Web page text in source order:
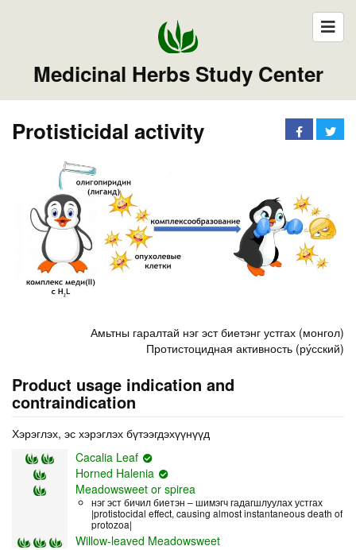
Medicinal Herbs Study Center
Protisticidal activity
Амьтны гаралтай нэг эст биетэнг устгах (монгол)
Протистоцидная активность (ру́сский)
Product usage indication and
contraindication
Хэрэглэх, эс хэрэглэх бүтээгдэхүүнүүд
Cacalia Leaf
Horned Halenia
Meadowsweet or spirea
нэг эст бичил биетэн – шимэгч гадагшлуулах устгах
|protistocidal effect, causing almost instantaneous death of
protozoa|
Willow-leaved Meadowsweet